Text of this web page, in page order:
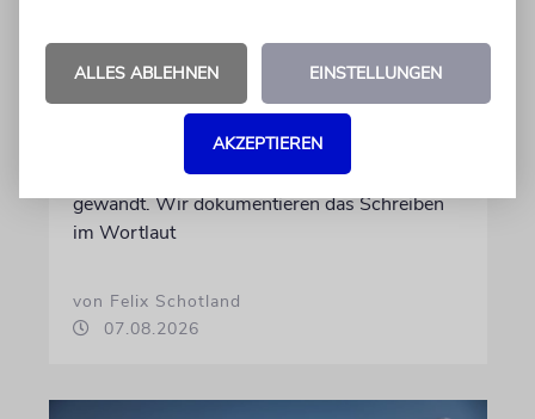
untergräbt
Felix Schotland, Vorstand der Synagogen-
Gemeinde Köln, an WDR-
Programmdirektorin Andrea Schafarczyk
gewandt. Wir dokumentieren das Schreiben
im Wortlaut
von Felix Schotland
07.08.2026
ALLES ABLEHNEN EINSTELLUNGEN
AKZEPTIEREN